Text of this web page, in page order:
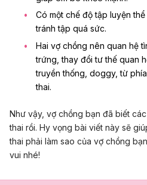
Có một chế độ tập luyện
tránh tập quá sức.
Hai vợ chồng nên quan hệ
trứng , thay đổi tư thế quan
truyền thống , doggy, từ
thai.
Như vậy, vợ chồng bạn đã biết
thai rồi. Hy vọng bài viết này sẽ
thai phải làm sao của vợ chồng
vui nhé!